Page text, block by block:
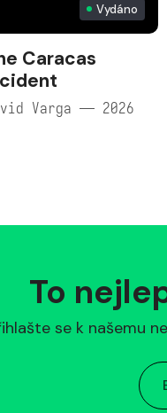
Vydáno
Caracas
Varga — 2026
To
se k našemu